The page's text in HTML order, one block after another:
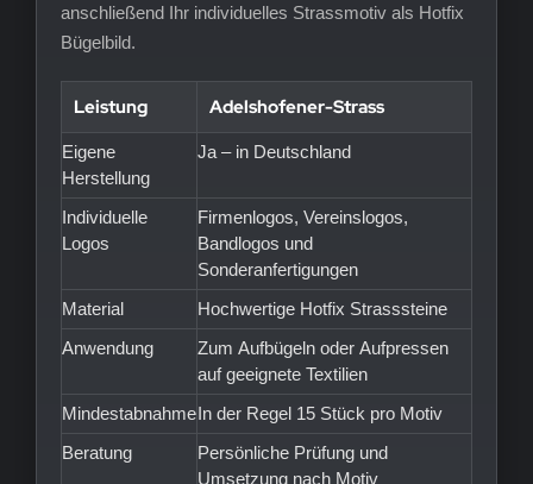
anschließend Ihr individuelles Strassmotiv als Hotfix
Bügelbild.
Leistung Adelshofener-Strass
Eigene
Herstellung
Ja – in Deutschland
Individuelle
Logos
Firmenlogos, Vereinslogos,
Bandlogos und
Sonderanfertigungen
Material
Hochwertige Hotfix Strasssteine
Anwendung
Zum Aufbügeln oder Aufpressen
auf geeignete Textilien
MindestabnahmeIn der Regel 15 Stück pro Motiv
Beratung
Persönliche Prüfung und
Umsetzung nach Motiv